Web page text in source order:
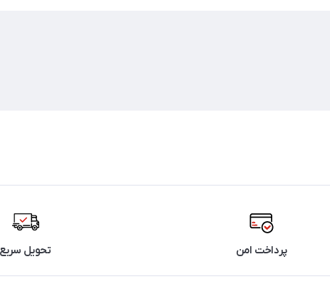
پرداخت امن تحویل سریع